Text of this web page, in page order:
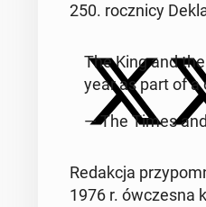
250. rocz­ni­cy
The King and
year as part of
— The Times
Re­dak­cja
1976 r. ów­cze­sna